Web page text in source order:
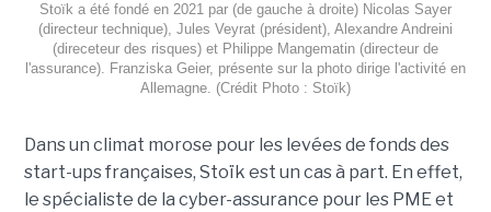
Stoïk a été fondé en 2021 par (de gauche à droite) Nicolas Sayer
(directeur technique), Jules Veyrat (président), Alexandre Andreini
(direceteur des risques) et Philippe Mangematin (directeur de
l'assurance). Franziska Geier, présente sur la photo dirige l'activité en
Allemagne. (Crédit Photo : Stoïk)
Dans un climat morose pour les levées de fonds des
start-ups françaises, Stoïk est un cas à part. En effet,
le spécialiste de la cyber-assurance pour les PME et